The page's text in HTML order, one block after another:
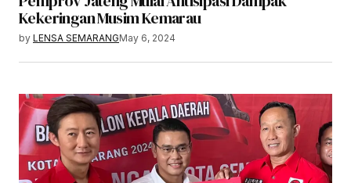
Kekeringan Musim Kemarau
by LENSA SEMARANGMay 6, 2024